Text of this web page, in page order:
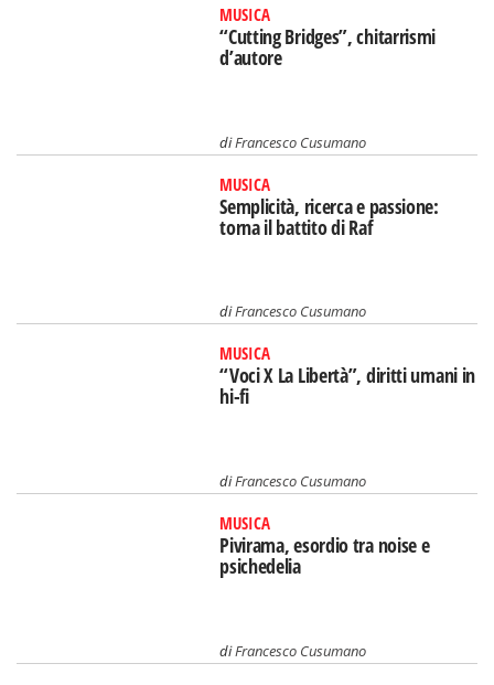
MUSICA
“Cutting Bridges”, chitarrismi
d’autore
diFrancesco Cusumano
MUSICA
Semplicità, ricerca e passione:
torna il battito di Raf
diFrancesco Cusumano
MUSICA
“Voci X La Libertà”, diritti umani in
hi-fi
diFrancesco Cusumano
MUSICA
Pivirama, esordio tra noise e
psichedelia
diFrancesco Cusumano